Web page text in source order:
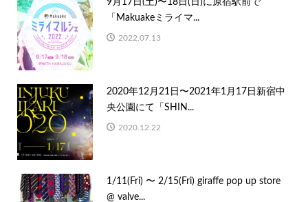
「Makuakeミライマ...
2022.07.13
2020年12月21日〜2021年1月17日新宿中
央公園にて「SHIN...
2020.12.22
1/11(Fri) 〜 2/15(Fri) giraffe pop up store
@ valve...